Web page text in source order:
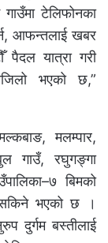
टेलिफोनका
आफन्तलाई खबर
पैदल यात्रा गरी
भएको छ,”
मलम्पार,
गाउँ, रघुगङ्गा
बिमको
सकिने भएको छ ।
दुर्गम बस्तीलाई